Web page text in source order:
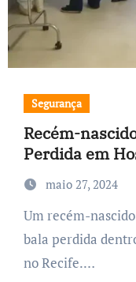
Segurança
Recém-
Perdida em
maio 27, 2024
Um recém-nascido foi atingido de raspão por uma
bala perdida
no Recife.…